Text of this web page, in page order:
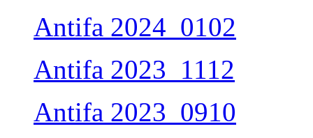
Antifa 2024_0102
Antifa 2023_1112
Antifa 2023_0910